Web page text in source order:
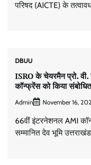
परिषद (AICTE) के
DBUU
ISRO के चेयरमैन प्रो. वी.
कॉन्फ्रेंस को किया संबोधित
Admin November 16,
66वीं इंटरनेशनल AMI
सम्मानित देव भूमि